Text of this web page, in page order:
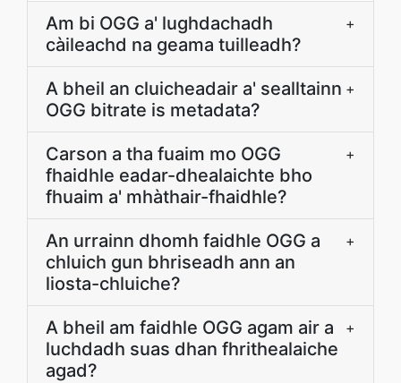
Am bi OGG a' lughdachadh
càileachd na geama tuilleadh?
+
A bheil an cluicheadair a' sealltainn
OGG bitrate is metadata?
+
Carson a tha fuaim mo OGG
fhaidhle eadar-dhealaichte bho
fhuaim a' mhàthair-fhaidhle?
+
An urrainn dhomh faidhle OGG a
chluich gun bhriseadh ann an
liosta-chluiche?
+
A bheil am faidhle OGG agam air a
luchdadh suas dhan fhrithealaiche
agad?
+